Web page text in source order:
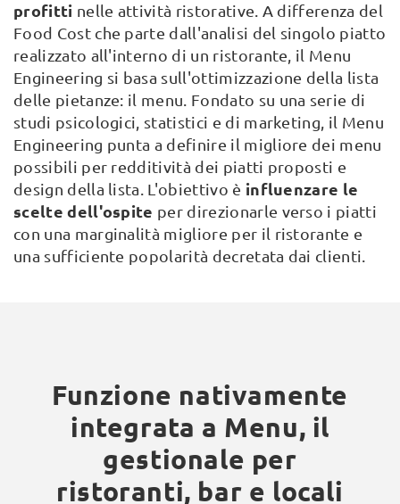
profitti nelle attività ristorative. A differenza del
Food Cost che parte dall'analisi del singolo piatto
realizzato all'interno di un ristorante, il Menu
Engineering si basa sull'ottimizzazione della lista
delle pietanze: il menu. Fondato su una serie di
studi psicologici, statistici e di marketing, il Menu
Engineering punta a definire il migliore dei menu
possibili per redditività dei piatti proposti e
design della lista. L'obiettivo è influenzare le
scelte dell'ospite per direzionarle verso i piatti
con una marginalità migliore per il ristorante e
una sufficiente popolarità decretata dai clienti.
Funzione nativamente
integrata a Menu, il
gestionale per
ristoranti, bar e locali